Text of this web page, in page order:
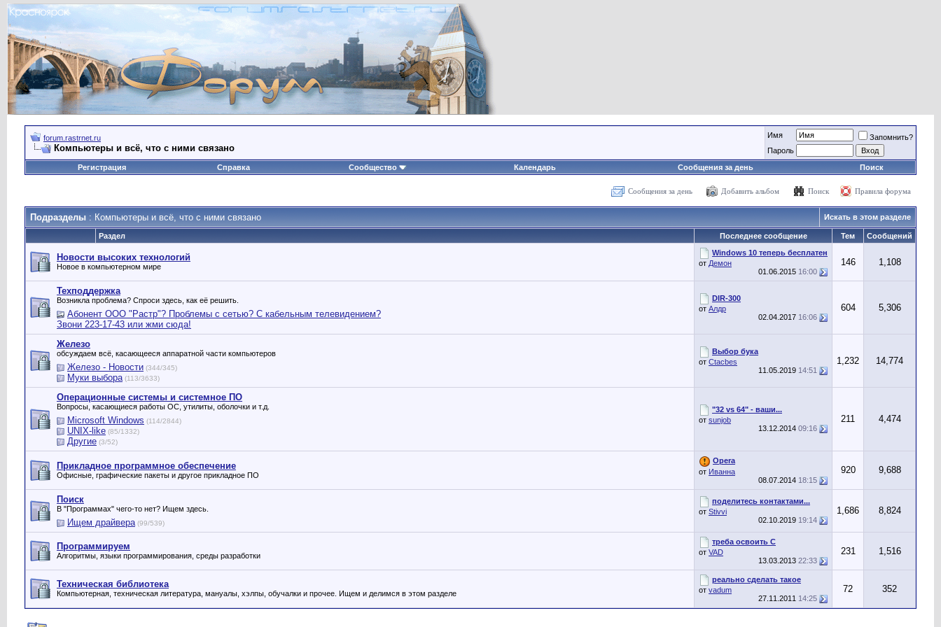
forum.rastrnet.ru
Компьютеры и всё, что с ними связано
Имя
Запомнить?
Пароль
Регистрация
Справка Сообщество Календарь Сообщения за день Поиск
Сообщения за день Добавить альбом Поиск Правила форума
Подразделы : Компьютеры и всё, что с ними связано Искать в этом разделе
Раздел Последнее сообщение Тем Сообщений
Новости высоких технологий
Новое в компьютерном мире
Windows 10 теперь бесплатен
от Демон
01.06.2015 16:00
146 1,108
Техподдержка
Возникла проблема? Спроси здесь, как её решить.
Абонент ООО "Растр"? Проблемы с сетью? С кабельным телевидением?
Звони 223-17-43 или жми сюда!
DIR-300
от Aлдр
02.04.2017 16:06
604 5,306
Железо
обсуждаем всё, касающееся аппаратной части компьютеров
Железо - Новости (344/345)
Муки выбора (113/3633)
Выбор бука
от Ctacbes
11.05.2019 14:51
1,232 14,774
Операционные системы и системное ПО
Вопросы, касающиеся работы ОС, утилиты, оболочки и т.д.
Microsoft Windows (114/2844)
UNIX-like (85/1332)
Другие (3/52)
"32 vs 64" - ваши...
от sunjob
13.12.2014 09:16
211 4,474
Прикладное программное обеспечение
Офисные, графические пакеты и другое прикладное ПО
Opera
от Иванна
08.07.2014 18:15
920 9,688
Поиск
В "Программах" чего-то нет? Ищем здесь.
Ищем драйвера (99/539)
поделитесь контактами...
от Stivvi
02.10.2019 19:14
1,686 8,824
Программируем
Алгоритмы, языки программирования, среды разработки
треба освоить С
от VAD
13.03.2013 22:33
231 1,516
Техническая библиотека
Компьютерная, техническая литература, мануалы, хэлпы, обучалки и прочее. Ищем и делимся в этом разделе
реально сделать такое
от vadum
27.11.2011 14:25
72 352